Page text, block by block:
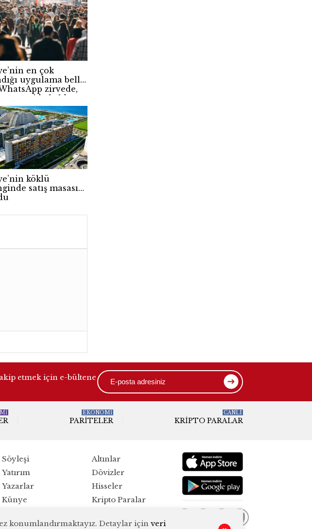
en çok
uygulama belli
zirvede,
geride kaldı
köklü
satış masası
etmek için e-bültene
PARITELER
EKONOMİ
KRIPTO PARALAR
CANLI
Söyleşi
Yatırım
Yazarlar
Künye
Altınlar
Dövizler
Hisseler
Kripto Paralar
konumlandırmaktayız. Detaylar için veri